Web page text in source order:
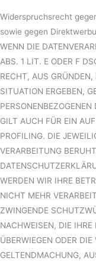
Widerspruchsrecht
sowie gegen
WENN DIE
ABS. 1 LIT. E ODER F
RECHT, AUS
SITUATION ERGEBEN,
GILT AUCH FÜR EIN
PROFILING. DIE
VERARBEITUNG
WERDEN WIR IHRE
NICHT MEHR
ZWINGENDE
NACHWEISEN, DIE IHRE
ÜBERWIEGEN ODER
GELTENDMACHUNG,